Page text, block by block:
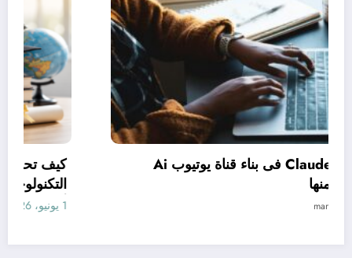
كيف تستخدم Claude فى بناء قناة يوتيوب Ai
وتحقيق الربح منها
1 يونيو، 2026